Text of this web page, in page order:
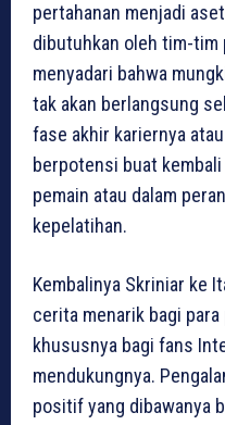
pertahanan menjadi
dibutuhkan oleh tim-tim
menyadari bahwa
tak akan berlangsung
fase akhir kariernya atau
berpotensi buat
pemain atau dalam
kepelatihan.
Kembalinya Skriniar ke
cerita menarik bagi
khususnya bagi fans
mendukungnya.
positif yang dibawanya